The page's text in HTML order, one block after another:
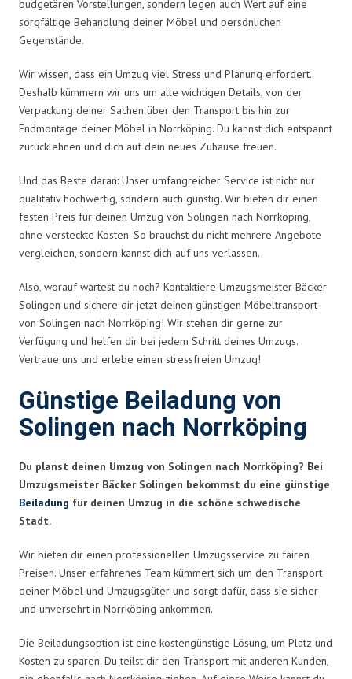
budgetären Vorstellungen, sondern legen auch Wert auf eine
sorgfältige Behandlung deiner Möbel und persönlichen
Gegenstände.
Wir wissen, dass ein Umzug viel Stress und Planung erfordert.
Deshalb kümmern wir uns um alle wichtigen Details, von der
Verpackung deiner Sachen über den Transport bis hin zur
Endmontage deiner Möbel in Norrköping. Du kannst dich entspannt
zurücklehnen und dich auf dein neues Zuhause freuen.
Und das Beste daran: Unser umfangreicher Service ist nicht nur
qualitativ hochwertig, sondern auch günstig. Wir bieten dir einen
festen Preis für deinen Umzug von Solingen nach Norrköping,
ohne versteckte Kosten. So brauchst du nicht mehrere Angebote
vergleichen, sondern kannst dich auf uns verlassen.
Also, worauf wartest du noch? Kontaktiere Umzugsmeister Bäcker
Solingen und sichere dir jetzt deinen günstigen Möbeltransport
von Solingen nach Norrköping! Wir stehen dir gerne zur
Verfügung und helfen dir bei jedem Schritt deines Umzugs.
Vertraue uns und erlebe einen stressfreien Umzug!
Günstige Beiladung von
Solingen nach Norrköping
Du planst deinen Umzug von Solingen nach Norrköping? Bei
Umzugsmeister Bäcker Solingen bekommst du eine günstige
Beiladung für deinen Umzug in die schöne schwedische
Stadt.
Wir bieten dir einen professionellen Umzugsservice zu fairen
Preisen. Unser erfahrenes Team kümmert sich um den Transport
deiner Möbel und Umzugsgüter und sorgt dafür, dass sie sicher
und unversehrt in Norrköping ankommen.
Die Beiladungsoption ist eine kostengünstige Lösung, um Platz und
Kosten zu sparen. Du teilst dir den Transport mit anderen Kunden,